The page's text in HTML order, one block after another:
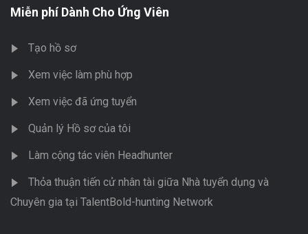
Miễn phí Dành Cho Ứng Viên
Tạo hồ sơ
Xem việc làm phù hợp
Xem việc đã ứng tuyển
Quản lý Hồ sơ của tôi
Làm cộng tác viên Headhunter
Thỏa thuận tiến cử nhân tài giữa Nhà tuyển dụng và
Chuyên gia tại TalentBold-hunting Network